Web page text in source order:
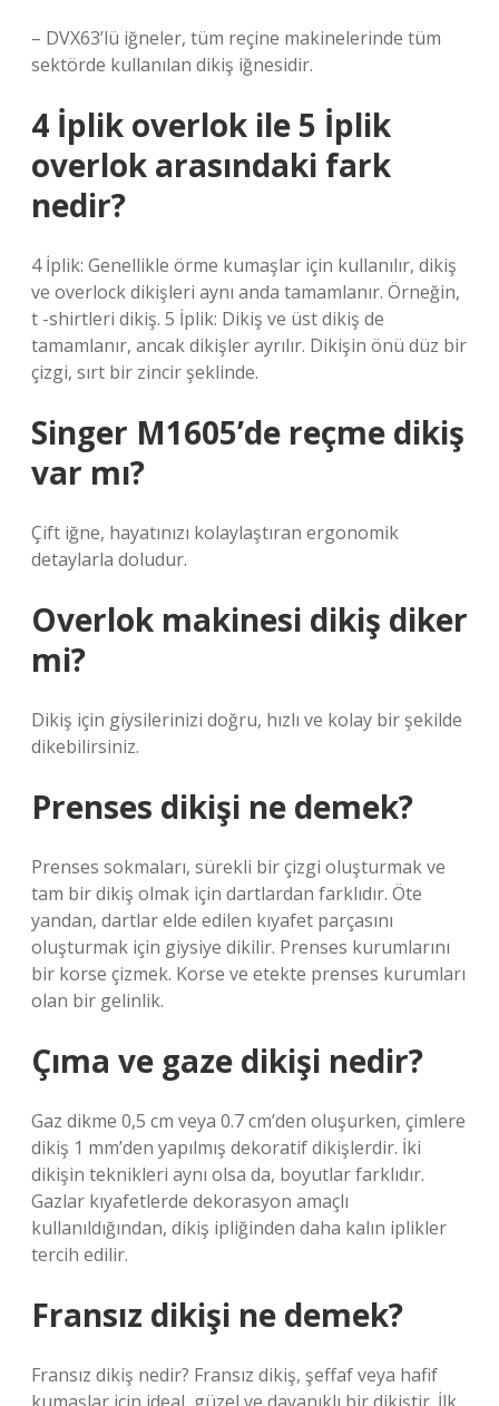
– DVX63’lü iğneler, tüm reçine makinelerinde tüm
sektörde kullanılan dikiş iğnesidir.
4 İplik overlok ile 5 İplik
overlok arasındaki fark
nedir?
4 İplik: Genellikle örme kumaşlar için kullanılır, dikiş
ve overlock dikişleri aynı anda tamamlanır. Örneğin,
t -shirtleri dikiş. 5 İplik: Dikiş ve üst dikiş de
tamamlanır, ancak dikişler ayrılır. Dikişin önü düz bir
çizgi, sırt bir zincir şeklinde.
Singer M1605’de reçme dikiş
var mı?
Çift iğne, hayatınızı kolaylaştıran ergonomik
detaylarla doludur.
Overlok makinesi dikiş diker
mi?
Dikiş için giysilerinizi doğru, hızlı ve kolay bir şekilde
dikebilirsiniz.
Prenses dikişi ne demek?
Prenses sokmaları, sürekli bir çizgi oluşturmak ve
tam bir dikiş olmak için dartlardan farklıdır. Öte
yandan, dartlar elde edilen kıyafet parçasını
oluşturmak için giysiye dikilir. Prenses kurumlarını
bir korse çizmek. Korse ve etekte prenses kurumları
olan bir gelinlik.
Çıma ve gaze dikişi nedir?
Gaz dikme 0,5 cm veya 0.7 cm’den oluşurken, çimlere
dikiş 1 mm’den yapılmış dekoratif dikişlerdir. İki
dikişin teknikleri aynı olsa da, boyutlar farklıdır.
Gazlar kıyafetlerde dekorasyon amaçlı
kullanıldığından, dikiş ipliğinden daha kalın iplikler
tercih edilir.
Fransız dikişi ne demek?
Fransız dikiş nedir? Fransız dikiş, şeffaf veya hafif